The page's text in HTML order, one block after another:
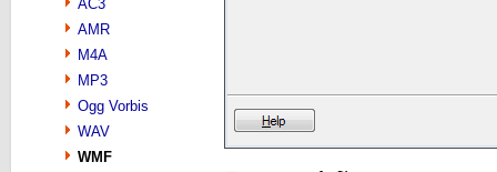
AC3
AMR
M4A
MP3
Ogg Vorbis
WAV
WMF